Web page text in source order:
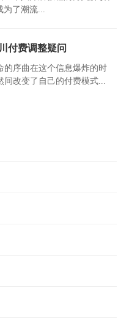
了潮流...
付费调整疑问
的序曲在这个信息爆炸的时
改变了自己的付费模式...